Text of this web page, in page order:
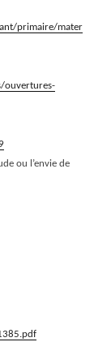
primaire/mater
ouvertures-
ou l’envie de